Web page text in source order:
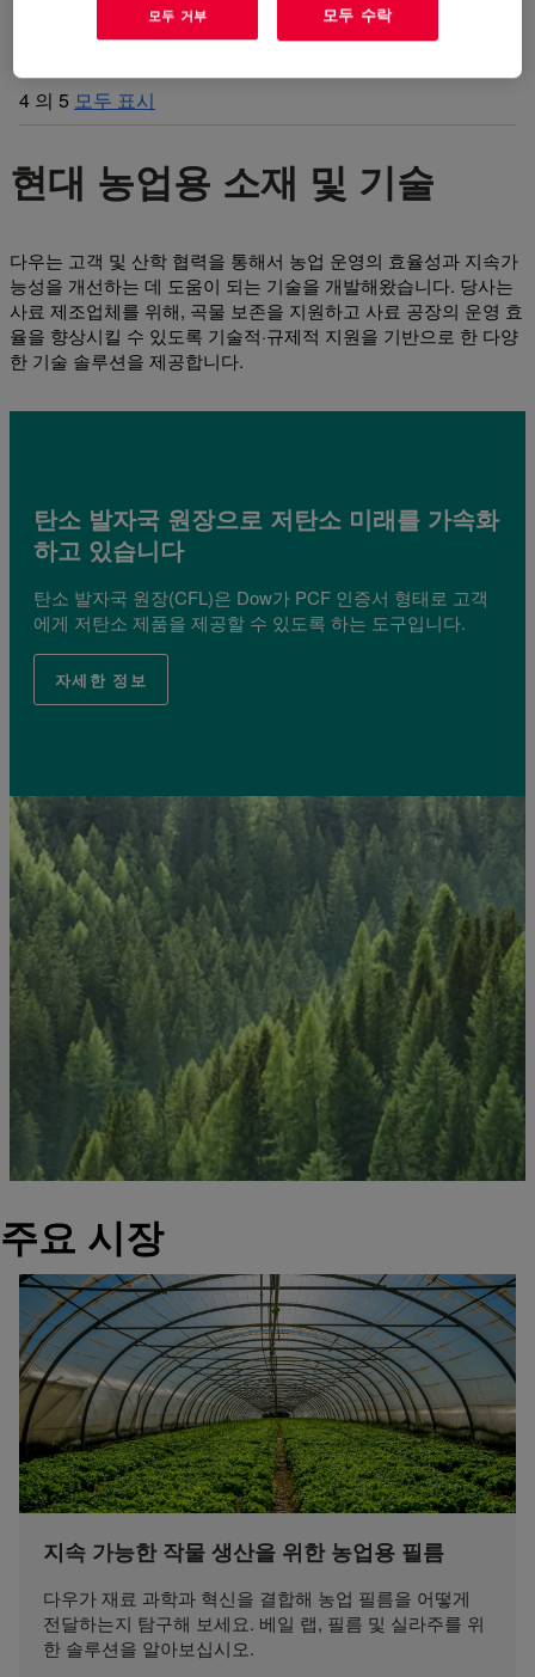
4 의 5 모두 표시
현대 농업용 소재 및 기술
다우는 고객 및 산학 협력을 통해서 농업 운영의 효율성과 지속가
능성을 개선하는 데 도움이 되는 기술을 개발해왔습니다. 당사는
사료 제조업체를 위해, 곡물 보존을 지원하고 사료 공장의 운영 효
율을 향상시킬 수 있도록 기술적·규제적 지원을 기반으로 한 다양
한 기술 솔루션을 제공합니다.
탄소 발자국 원장으로 저탄소 미래를 가속화
하고 있습니다
탄소 발자국 원장(CFL)은 Dow가 PCF 인증서 형태로 고객
에게 저탄소 제품을 제공할 수 있도록 하는 도구입니다.
자세한 정보
주요 시장
지속 가능한 작물 생산을 위한 농업용 필름
다우가 재료 과학과 혁신을 결합해 농업 필름을 어떻게
전달하는지 탐구해 보세요. 베일 랩, 필름 및 실라주를 위
한 솔루션을 알아보십시오.
모두 거부 모두 수락